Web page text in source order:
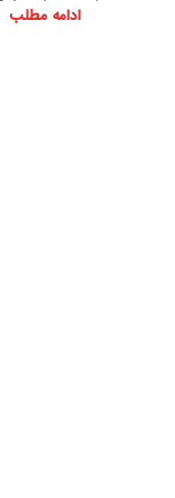
ادامه مطلب